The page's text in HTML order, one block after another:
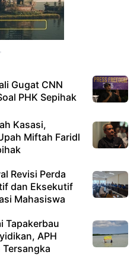
Gugat CNN
PHK Sepihak
Kasasi,
Miftah Faridl
Revisi Perda
dan Eksekutif
Mahasiswa
Tapakerbau
APH